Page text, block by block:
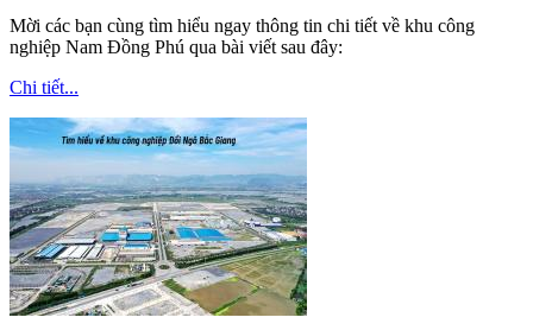
Mời các bạn cùng tìm hiểu ngay thông tin chi tiết về khu công
nghiệp Nam Đồng Phú qua bài viết sau đây:
Chi tiết...